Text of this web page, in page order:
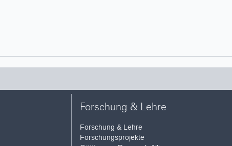
Forschung & Lehre
Forschung & Lehre
Forschungsprojekte